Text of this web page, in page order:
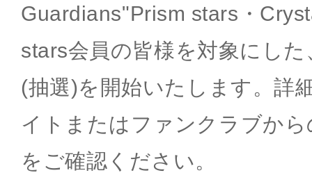
Guardians"Prism stars・
stars会員の皆様を対象にし
(抽選)を開始いたします。詳
イトまたはファンクラブか
をご確認ください。